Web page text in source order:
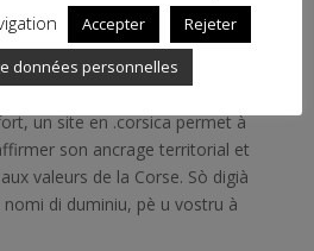
! Jusqu’au 30 mars,
un site en .corsica permet à
son ancrage territorial et
valeurs de la Corse. Sò digià
di duminiu, pè u vostru à
Accepter
Rejeter
données personnelles